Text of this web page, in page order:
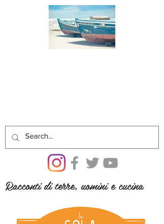
Racconti di terre, uomini e cucina